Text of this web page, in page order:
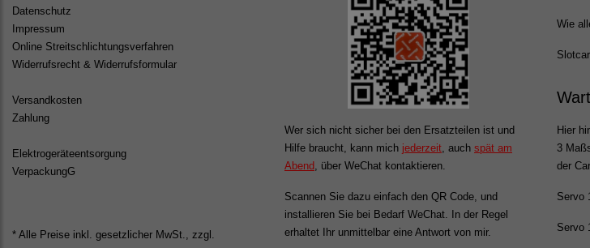
Datenschutz
Impressum
Online Streitschlichtungsverfahren
Widerrufsrecht & Widerrufsformular
Versandkosten
Zahlung
Elektrogeräteentsorgung
VerpackungG
* Alle Preise inkl. gesetzlicher MwSt., zzgl.
Wer sich nicht sicher bei den Ersatzteilen ist und
Hilfe braucht, kann mich jederzeit, auch spät am
Abend, über WeChat kontaktieren.
Scannen Sie dazu einfach den QR Code, und
installieren Sie bei Bedarf WeChat. In der Regel
erhaltet Ihr unmittelbar eine Antwort von mir.
Wie
Hier
3
der
Servo
Servo